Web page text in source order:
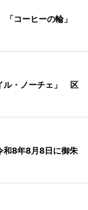
コーヒーの輪」
ル・ノーチェ」 区
8年8月8日に御朱